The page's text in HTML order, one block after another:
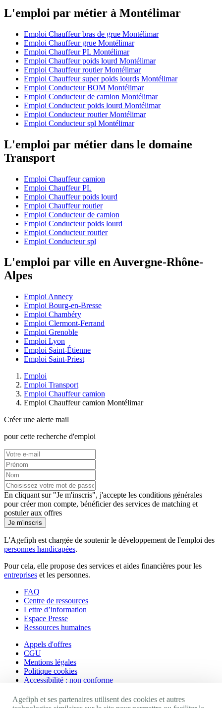
L'emploi par métier à Montélimar
Emploi Chauffeur bras de grue Montélimar
Emploi Chauffeur grue Montélimar
Emploi Chauffeur PL Montélimar
Emploi Chauffeur poids lourd Montélimar
Emploi Chauffeur routier Montélimar
Emploi Chauffeur super poids lourds Montélimar
Emploi Conducteur BOM Montélimar
Emploi Conducteur de camion Montélimar
Emploi Conducteur poids lourd Montélimar
Emploi Conducteur routier Montélimar
Emploi Conducteur spl Montélimar
L'emploi par métier dans le domaine
Transport
Emploi Chauffeur camion
Emploi Chauffeur PL
Emploi Chauffeur poids lourd
Emploi Chauffeur routier
Emploi Conducteur de camion
Emploi Conducteur poids lourd
Emploi Conducteur routier
Emploi Conducteur spl
L'emploi par ville en Auvergne-Rhône-
Alpes
Emploi Annecy
Emploi Bourg-en-Bresse
Emploi Chambéry
Emploi Clermont-Ferrand
Emploi Grenoble
Emploi Lyon
Emploi Saint-Étienne
Emploi Saint-Priest
Emploi
Emploi Transport
Emploi Chauffeur camion
Emploi Chauffeur camion Montélimar
Créer une alerte mail
pour cette recherche d'emploi
En cliquant sur "Je m'inscris", j'accepte les conditions générales
pour créer mon compte, bénéficier des services de matching et
postuler aux offres
Je m'inscris
L'Agefiph est chargée de soutenir le développement de l'emploi des
personnes handicapées.
Pour cela, elle propose des services et aides financières pour les
entreprises et les personnes.
FAQ
Centre de ressources
Lettre d’information
Espace Presse
Ressources humaines
Appels d'offres
CGU
Mentions légales
Politique cookies
Accessibilité : non conforme
Nos autres sites
Agefiph et ses partenaires utilisent des cookies et autres